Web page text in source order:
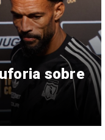
sobre